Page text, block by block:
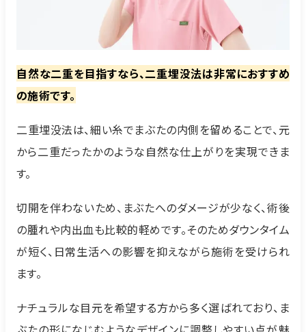
自然な二重を目指すなら、二重埋没法は非常におすすめ
の施術です。
二重埋没法は、細い糸でまぶたの内側を留めることで、元
から二重だったかのような自然な仕上がりを実現できま
す。
切開を伴わないため、まぶたへのダメージが少なく、術後
の腫れや内出血も比較的軽めです。そのためダウンタイム
が短く、日常生活への影響を抑えながら施術を受けられ
ます。
ナチュラルな目元を希望する方から多く選ばれており、ま